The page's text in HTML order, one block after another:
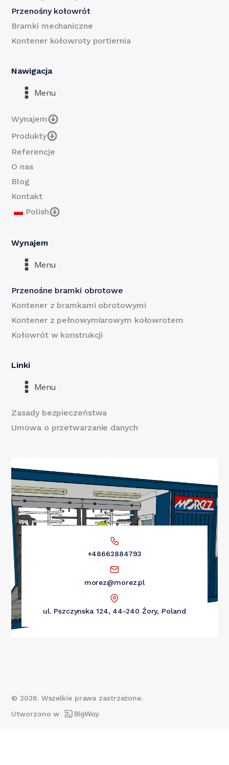
Przenośny kołowrót
Bramki mechaniczne
Kontener kołowroty portiernia
Nawigacja
Menu
Wynajem
Produkty
Referencje
O nas
Blog
Kontakt
Polish
Wynajem
Menu
Przenośne bramki obrotowe
Kontener z bramkami obrotowymi
Kontener z pełnowymiarowym kołowrotem
Kołowrót w konstrukcji
Linki
Menu
Zasady bezpieczeństwa
Umowa o przetwarzanie danych
+48662884793
morez@morez.pl
ul. Pszczynska 124, 44-240 Źory, Poland
© 2026. Wszelkie prawa zastrzeżone.
Utworzono w